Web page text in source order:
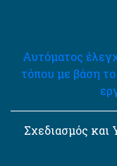
Αυτόματος
τόπου με βάση
Σχεδιασμός